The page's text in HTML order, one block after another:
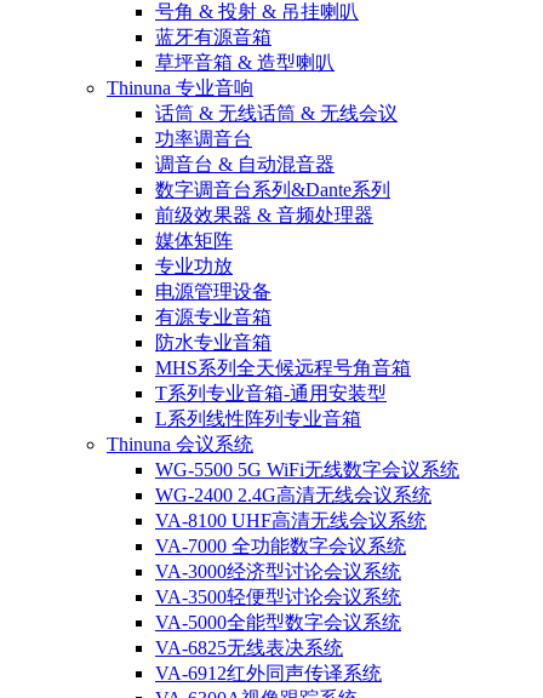
号角 & 投射 & 吊挂喇叭
蓝牙有源音箱
草坪音箱 & 造型喇叭
Thinuna 专业音响
话筒 & 无线话筒 & 无线会议
功率调音台
调音台 & 自动混音器
数字调音台系列&Dante系列
前级效果器 & 音频处理器
媒体矩阵
专业功放
电源管理设备
有源专业音箱
防水专业音箱
MHS系列全天候远程号角音箱
T系列专业音箱-通用安装型
L系列线性阵列专业音箱
Thinuna 会议系统
WG-5500 5G WiFi无线数字会议系统
WG-2400 2.4G高清无线会议系统
VA-8100 UHF高清无线会议系统
VA-7000 全功能数字会议系统
VA-3000经济型讨论会议系统
VA-3500轻便型讨论会议系统
VA-5000全能型数字会议系统
VA-6825无线表决系统
VA-6912红外同声传译系统